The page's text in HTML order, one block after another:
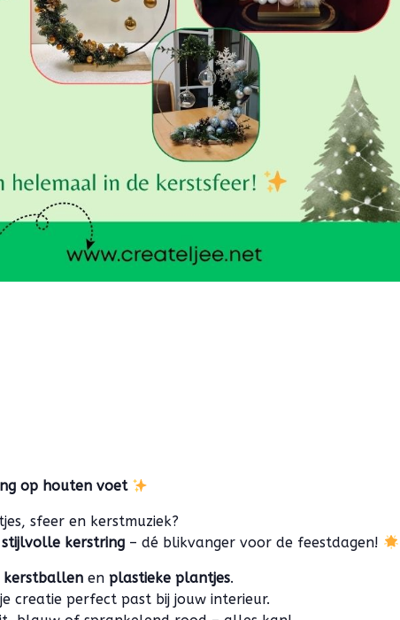
op houten voet
sfeer en kerstmuziek?
stijlvolle kerstring – dé blikvanger voor de feestdagen!
kerstballen enplastieke plantjes.
creatie perfect past bij jouw interieur.